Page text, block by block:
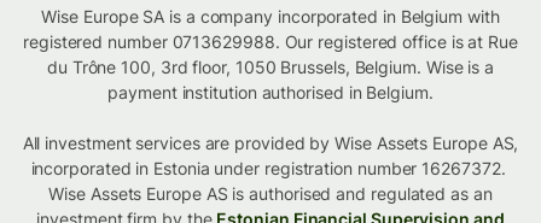
Wise Europe SA is a company incorporated in Belgium with
registered number 0713629988. Our registered office is at Rue
du Trône 100, 3rd floor, 1050 Brussels, Belgium. Wise is a
payment institution authorised in Belgium.
All investment services are provided by Wise Assets Europe AS,
incorporated in Estonia under registration number 16267372.
Wise Assets Europe AS is authorised and regulated as an
investment firm by the Estonian Financial Supervision and